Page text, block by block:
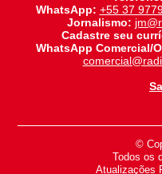
WhatsApp: +55 37
Jornalismo:
Cadastre seu
WhatsApp Comercial/
©
Todos os
Atualizações